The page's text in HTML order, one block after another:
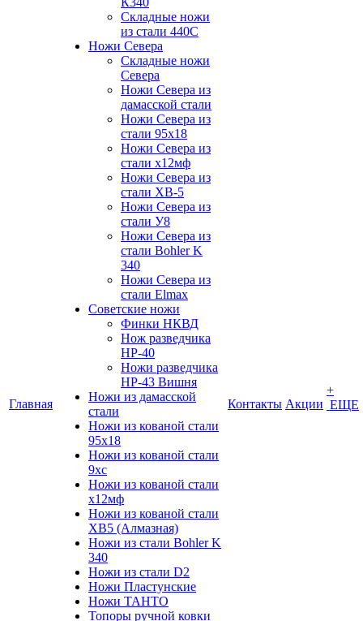
Главная
Складные ножи
из стали 440С
Ножи Севера
Складные ножи
Севера
Ножи Севера из
дамасской стали
Ножи Севера из
стали 95х18
Ножи Севера из
стали х12мф
Ножи Севера из
стали ХВ-5
Ножи Севера из
стали У8
Ножи Севера из
стали Bohler K
340
Ножи Севера из
стали Elmax
Советские ножи
Финки НКВД
Нож разведчика
НР-40
Ножи разведчика
НР-43 Вишня
Ножи из дамасской
стали
Ножи из кованой стали
95х18
Ножи из кованой стали
9хс
Ножи из кованой стали
х12мф
Ножи из кованой стали
ХВ5 (Алмазная)
Ножи из стали Bohler K
340
Ножи из стали D2
Ножи Пластунские
Ножи ТАНТО
Топоры ручной ковки
Контакты Акции
+
ЕЩЕ